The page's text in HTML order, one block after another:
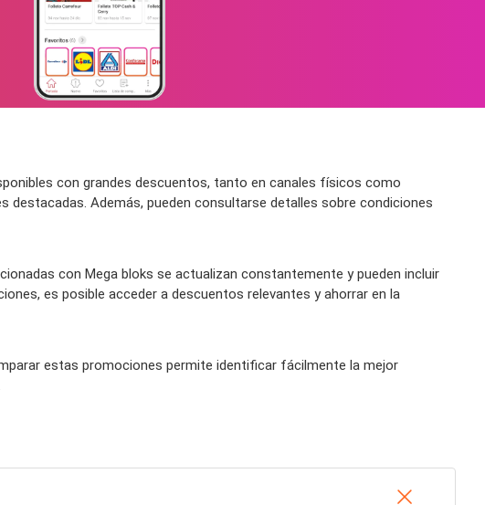
con grandes descuentos, tanto en canales físicos como
Además, pueden consultarse detalles sobre condiciones
con Mega bloks se actualizan constantemente y pueden incluir
es posible acceder a descuentos relevantes y ahorrar en la
estas promociones permite identificar fácilmente la mejor